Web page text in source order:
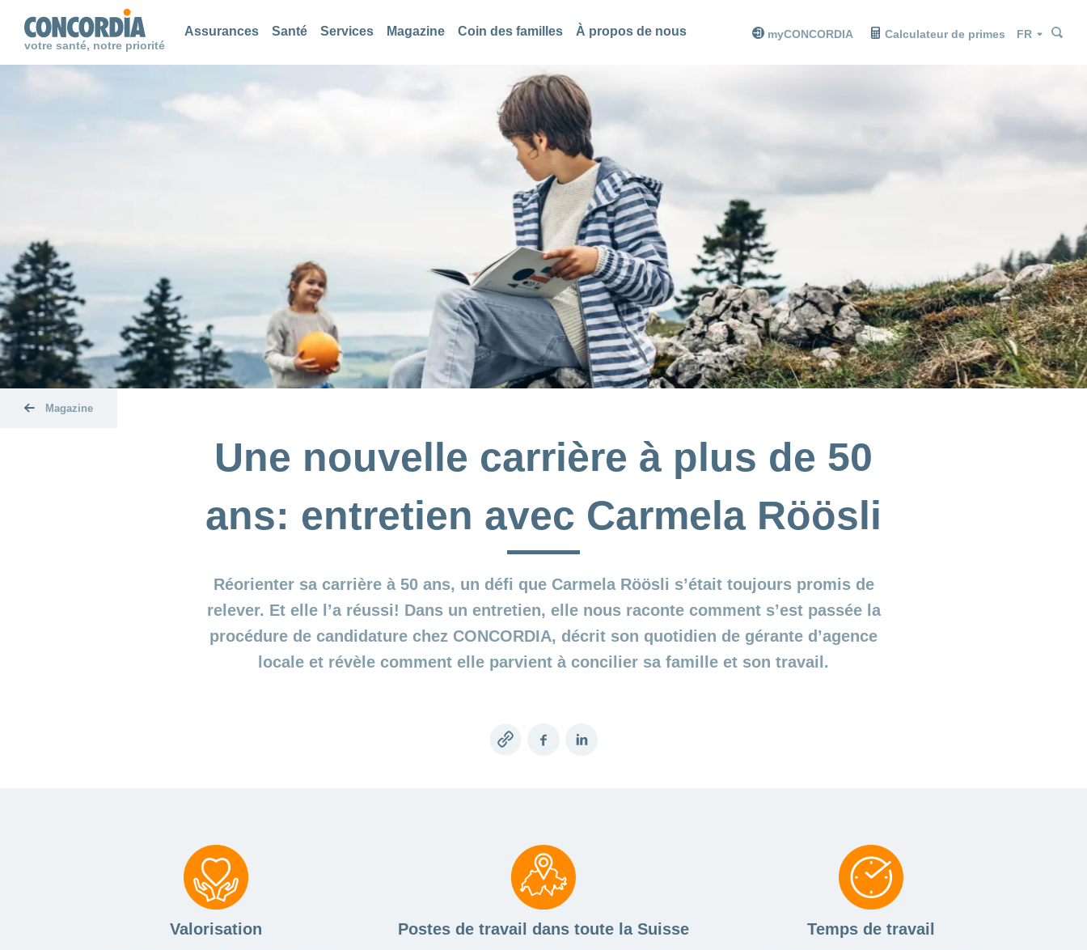
votre santé, notre priorité
Assurances Santé Services Magazine Coin des familles À propos de nous myCONCORDIA Calculateur de primes Langue
Chercher
Chercher
Chercher
Magazine
Une nouvelle carrière à plus de 50
ans: entretien avec Carmela Röösli
Réorienter sa carrière à 50 ans, un défi que Carmela Röösli s’était toujours promis de
relever. Et elle l’a réussi! Dans un entretien, elle nous raconte comment s’est passée la
procédure de candidature chez CONCORDIA, décrit son quotidien de gérante d’agence
locale et révèle comment elle parvient à concilier sa famille et son travail.
Copy
FacebookLinkedIn
Valorisation Postes de travail dans toute la Suisse Temps de travail